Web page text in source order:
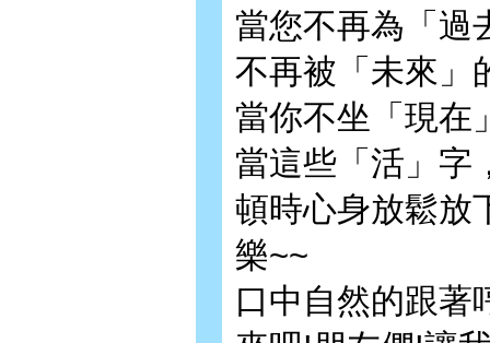
當您不再為「過
不再被「未來」
當你不坐「現在
當這些「活」
頓時心身放鬆放
樂~~
口中自然的跟著